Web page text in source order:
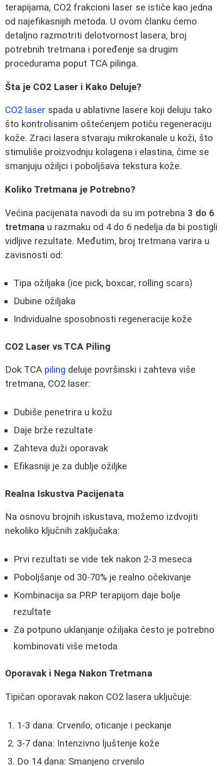
terapijama, CO2 frakcioni laser se ističe kao jedna
od najefikasnijih metoda. U ovom članku ćemo
detaljno razmotriti delotvornost lasera, broj
potrebnih tretmana i poređenje sa drugim
procedurama poput TCA pilinga.
Šta je CO2 Laser i Kako Deluje?
CO2 laser spada u ablativne lasere koji deluju tako
što kontrolisanim oštećenjem potiču regeneraciju
kože. Zraci lasera stvaraju mikrokanale u koži, što
stimuliše proizvodnju kolagena i elastina, čime se
smanjuju ožiljci i poboljšava tekstura kože.
Koliko Tretmana je Potrebno?
Većina pacijenata navodi da su im potrebna 3 do 6
tretmana u razmaku od 4 do 6 nedelja da bi postigli
vidljive rezultate. Međutim, broj tretmana varira u
zavisnosti od:
Tipa ožiljaka (ice pick, boxcar, rolling scars)
Dubine ožiljaka
Individualne sposobnosti regeneracije kože
CO2 Laser vs TCA Piling
Dok TCA piling deluje površinski i zahteva više
tretmana, CO2 laser:
Dubiše penetrira u kožu
Daje brže rezultate
Zahteva duži oporavak
Efikasniji je za dublje ožiljke
Realna Iskustva Pacijenata
Na osnovu brojnih iskustava, možemo izdvojiti
nekoliko ključnih zaključaka:
Prvi rezultati se vide tek nakon 2-3 meseca
Poboljšanje od 30-70% je realno očekivanje
Kombinacija sa PRP terapijom daje bolje
rezultate
Za potpuno uklanjanje ožiljaka često je potrebno
kombinovati više metoda
Oporavak i Nega Nakon Tretmana
Tipičan oporavak nakon CO2 lasera uključuje:
1-3 dana: Crvenilo, oticanje i peckanje
3-7 dana: Intenzivno ljuštenje kože
Do 14 dana: Smanjeno crvenilo